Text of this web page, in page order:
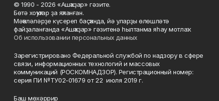
© 1990 - 2026 «Ашҡаҙар» гәзите.
Бөтә хоҡуҡтар ҙа яҡланған.
Мәҡәләләрҙе күсереп баҫҡанда, йә уларҙы өлөшләтә
файҙаланғанда «Ашҡаҙар» гәзитенә һылтанма яһау мотлаҡ.
Об использовании персональных данных
Зарегистрировано Федеральной службой по надзору в сфере
связи, информационных технологий и массовых
коммуникаций (РОСКОМНАДЗОР). Регистрационный номер:
серия ПИ №ТУ02-01679 от 22 июля 2019 г.
Баш мөхәррир